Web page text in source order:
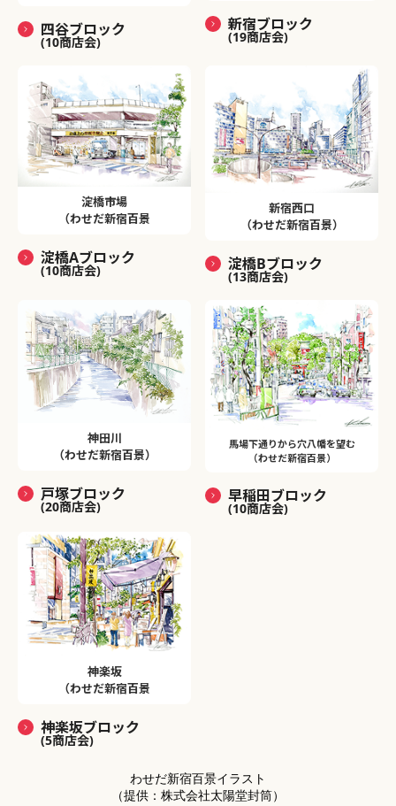
四谷ブロック
(10商店会)
新宿ブロック
(19商店会)
淀橋市場
（わせだ新宿百景
淀橋Aブロック
(10商店会)
新宿西口
（わせだ新宿百景）
淀橋Bブロック
(13商店会)
神田川
（わせだ新宿百景）
戸塚ブロック
(20商店会)
馬場下通りから穴八幡を望む
（わせだ新宿百景）
早稲田ブロック
(10商店会)
神楽坂
（わせだ新宿百景
神楽坂ブロック
(5商店会)
わせだ新宿百景イラスト
（提供：株式会社太陽堂封筒）